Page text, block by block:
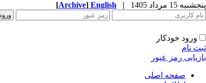
پنجشنبه 15 مرداد 1405 |
English
[Archive]
ورود خودکار
ثبت نام
بازیابی رمز عبور
صفحه اصلی